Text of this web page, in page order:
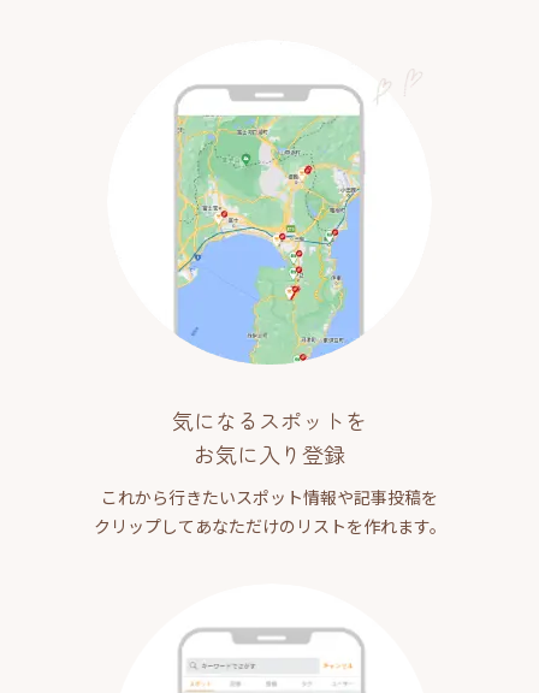
気になるスポットを
お気に入り登録
これから行きたいスポット情報や記事投稿を
クリップしてあなただけのリストを作れます。